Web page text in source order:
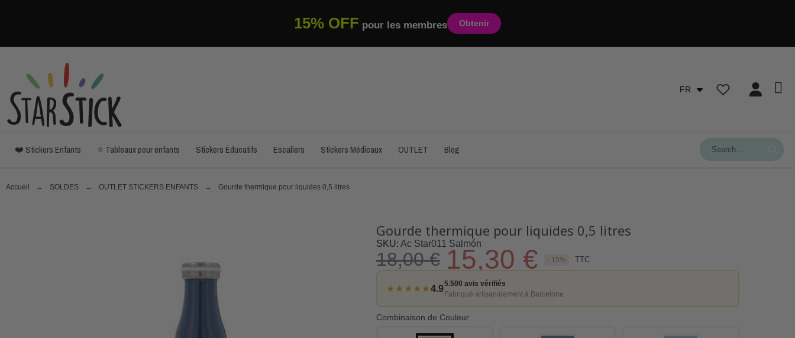
15% OFF pour les membres Obtenir
FR
❤️ Stickers Enfants ⭐ Tableaux pour enfants Stickers Éducatifs Escaliers Stickers Médicaux OUTLET Blog
Accueil SOLDES OUTLET STICKERS ENFANTS Gourde thermique pour liquides 0,5 litres
Gourde thermique pour liquides 0,5 litres
SKU Ac Star011 Salmón
18,00 € 15,30 € - 15% TTC
★★★★★4.9
5.500 avis vérifiés
Fabriqué artisanalement à Barcelone
Combinaison de Couleur